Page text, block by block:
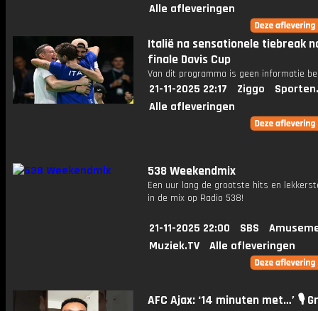
Alle afleveringen
Italië na sensationele tiebreak
finale Davis Cup
Van dit programma is geen informatie
21-11-2025 22:17 Ziggo
Alle afleveringen
538 Weekendmix
Een uur lang de grootste hits en
in de mix op Radio 538!
21-11-2025 22:00 SBS
Muziek.TV
Alle afleveringen
AFC Ajax: ‘14 minuten met…’ 🎙️